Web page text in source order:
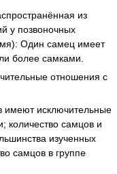
из
у позвоночных
Один самец имеет
более самками.
отношения с
имеют исключительные
количество самцов и
изученных
самцов в группе